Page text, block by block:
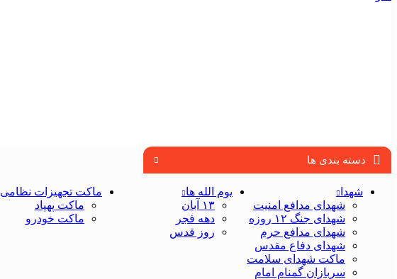
دسته بندی ها
شهدا
شهدای مدافع امنیت
شهدای جنگ ۱۲ روزه
شهدای مدافع حرم
شهدای دفاع مقدس
ماکت شهدای سلامت
سربازان گمنام امام
یوم الله ها
۱۳ آبان
دهه فجر
روز قدس
ماکت تجهیزات نظامی
ماکت پهپاد
ماکت خودرو